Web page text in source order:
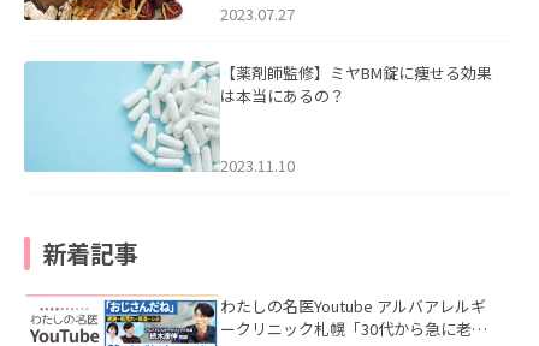
2023.07.27
【薬剤師監修】ミヤBM錠に痩せる効果
は本当にあるの？
2023.11.10
新着記事
わたしの名医Youtube アルバアレルギ
ークリニック札幌「30代から急に老け